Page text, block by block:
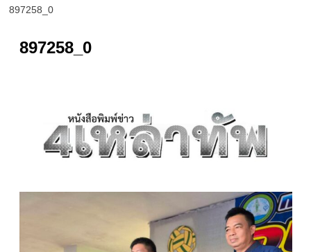
897258_0
897258_0